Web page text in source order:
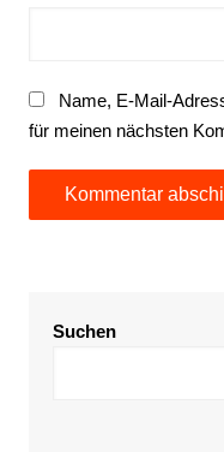
Name, E-Mail-
für meinen nächsten
Suchen